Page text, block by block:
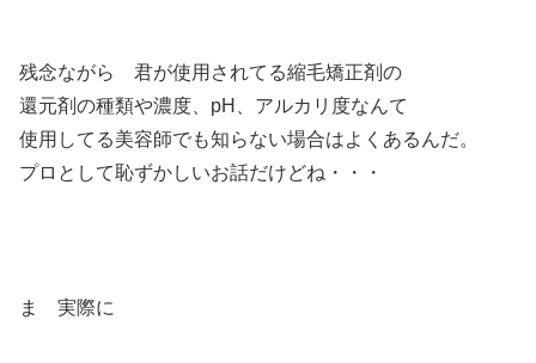
残念ながら 君が使用されてる縮毛矯正剤の
還元剤の種類や濃度、pH、アルカリ度なんて
使用してる美容師でも知らない場合はよくあるんだ。
プロとして恥ずかしいお話だけどね・・・
ま 実際に